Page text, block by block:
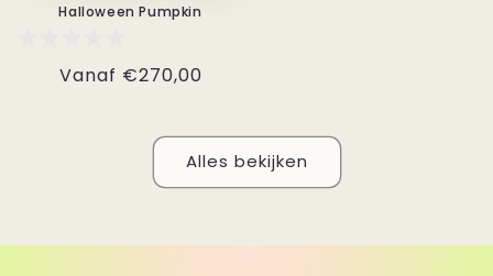
Halloween Pumpkin
Normale
Vanaf €270,00
Alles bekijken